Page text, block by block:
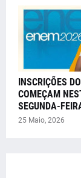
INSCRIÇÕES
COMEÇAM
SEGUNDA-
25 Maio, 2026